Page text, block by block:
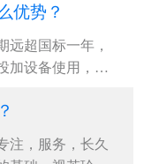
优势？
远超国标一年，
加设备使用，药
注，服务，长久